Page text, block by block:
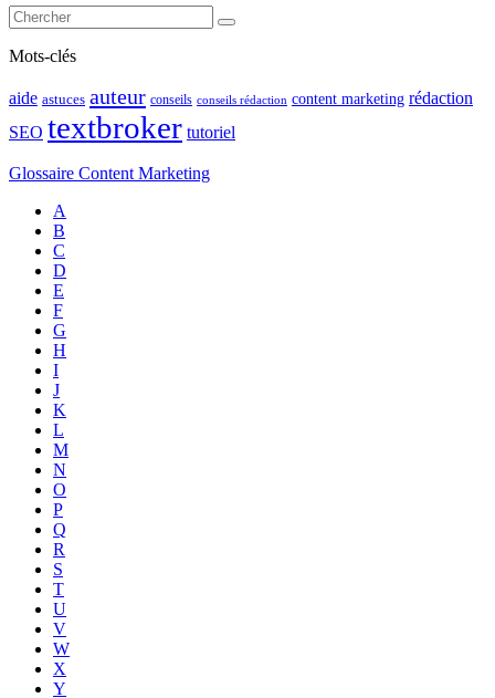
Mots-clés
aide astuces auteur conseils conseils rédaction content marketing rédaction
SEO textbroker tutoriel
Glossaire Content Marketing
A
B
C
D
E
F
G
H
I
J
K
L
M
N
O
P
Q
R
S
T
U
V
W
X
Y